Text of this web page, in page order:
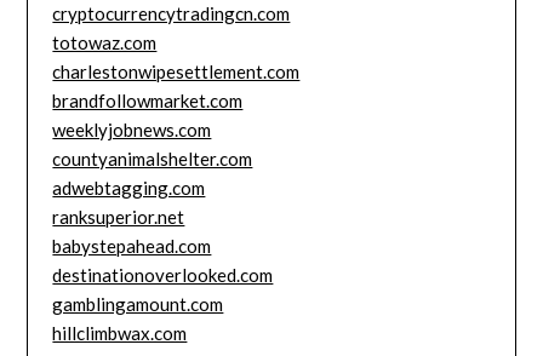
cryptocurrencytradingcn.com
totowaz.com
charlestonwipesettlement.com
brandfollowmarket.com
weeklyjobnews.com
countyanimalshelter.com
adwebtagging.com
ranksuperior.net
babystepahead.com
destinationoverlooked.com
gamblingamount.com
hillclimbwax.com